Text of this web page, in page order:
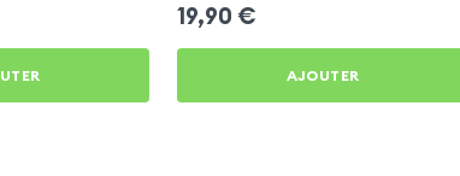
19,90 €
AJOUTER